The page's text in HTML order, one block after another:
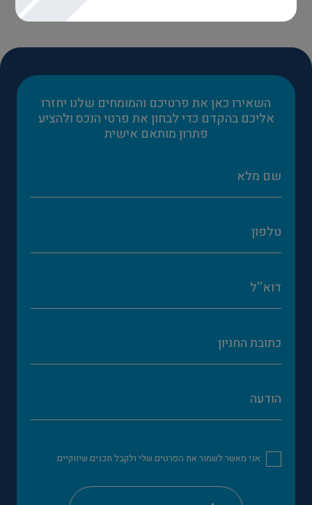
השאירו כאן את פרטיכם והמומחים שלנו יחזרו
אליכם בהקדם כדי לבחון את פרטי הנכס ולהציע
פתרון מותאם אישית
אני מאשר לשמור את הפרטים שלי ולקבל תכנים שיווקיים.